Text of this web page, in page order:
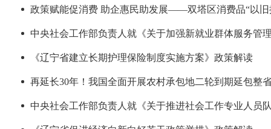
政策赋能促消费 助企惠民助发展——双塔区消费品“以旧
中央社会工作部负责人就《关于加强新就业群体服务管
《辽宁省建立长期护理保险制度实施方案》政策解读
再延长30年！我国全面开展农村承包地二轮到期延包整
中央社会工作部负责人就《关于推进社会工作专业人员